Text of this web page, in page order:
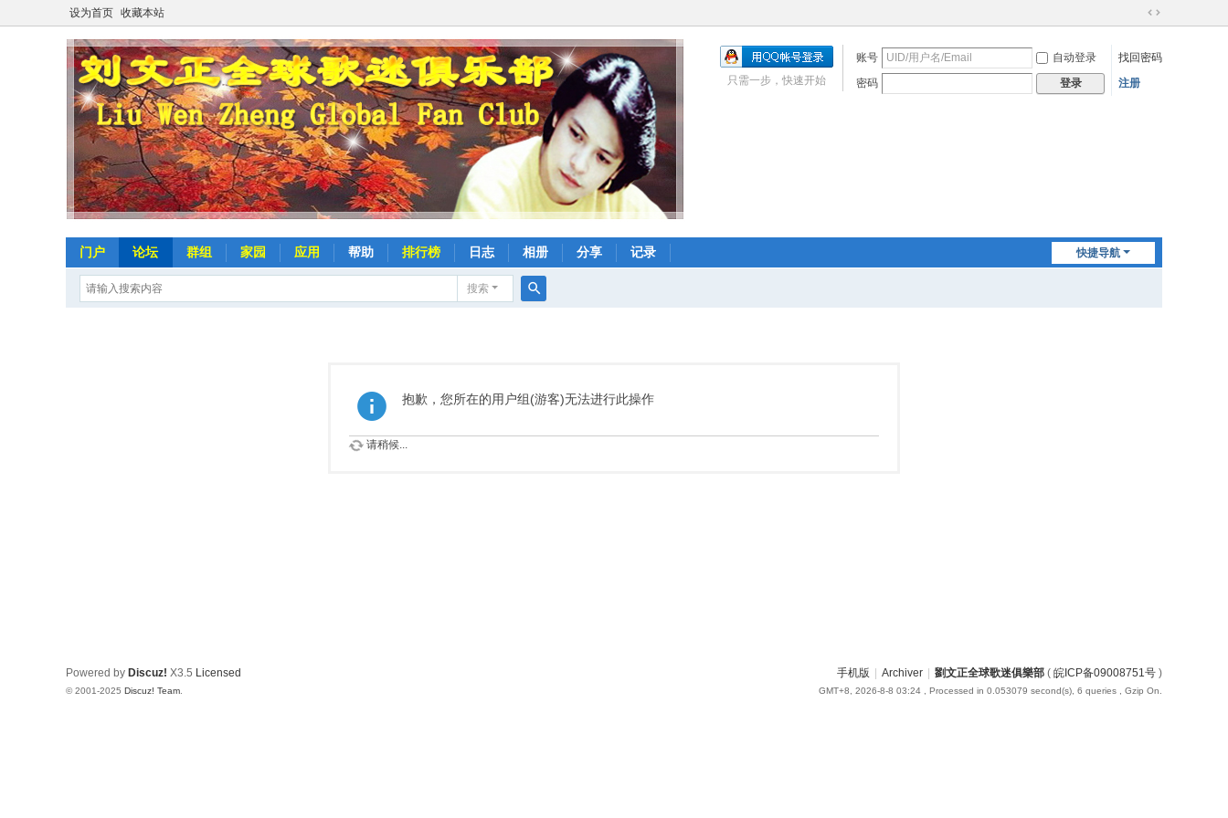
设为首页 收藏本站
切
到
账号 自动登录
找回密码
密码
登录 注册
只需一步，快速开始
快捷导航
门户 论坛 群组 家园 应用 帮助 排行榜 日志 相册 分享 记录
搜索
抱歉，您所在的用户组(游客)无法进行此操作
请稍候...
手机版 Archiver 劉文正全球歌迷俱樂部 ( 皖ICP备09008751号 )
GMT+8, 2026-8-8 03:24 , Processed in 0.053079 second(s), 6 queries , Gzip On.
Powered by Discuz! X3.5 Licensed
© 2001-2025 Discuz! Team